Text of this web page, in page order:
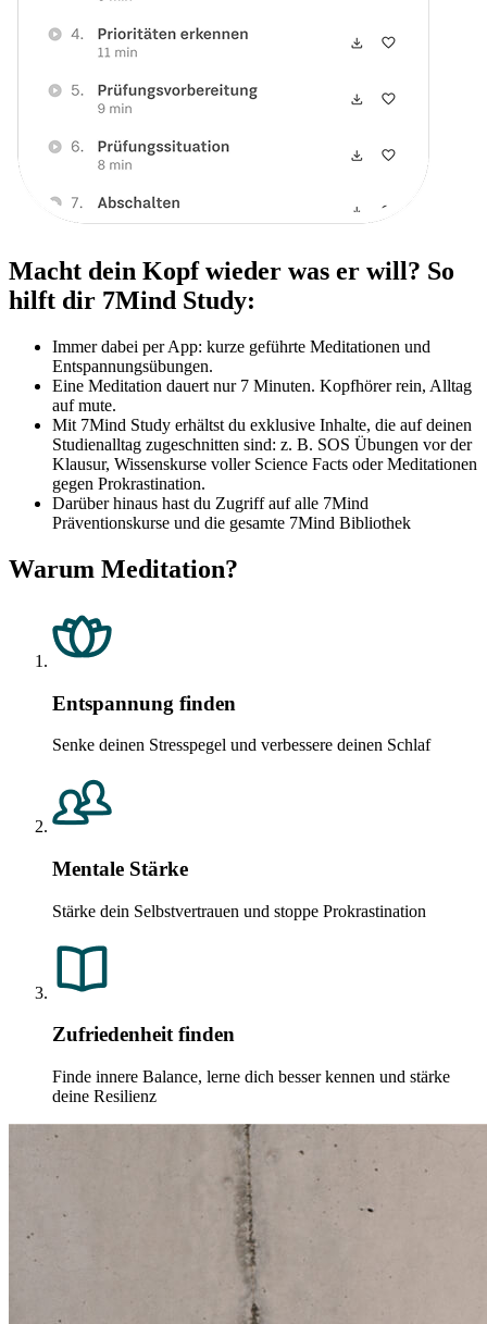
Macht dein Kopf wieder was er will? So
hilft dir 7Mind Study:
Immer dabei per App: kurze geführte Meditationen und
Entspannungsübungen.
Eine Meditation dauert nur 7 Minuten. Kopfhörer rein, Alltag
auf mute.
Mit 7Mind Study erhältst du exklusive Inhalte, die auf deinen
Studienalltag zugeschnitten sind: z. B. SOS Übungen vor der
Klausur, Wissenskurse voller Science Facts oder Meditationen
gegen Prokrastination.
Darüber hinaus hast du Zugriff auf alle 7Mind
Präventionskurse und die gesamte 7Mind Bibliothek
Warum Meditation?
Entspannung finden
Senke deinen Stresspegel und verbessere deinen Schlaf
Mentale Stärke
Stärke dein Selbstvertrauen und stoppe Prokrastination
Zufriedenheit finden
Finde innere Balance, lerne dich besser kennen und stärke
deine Resilienz